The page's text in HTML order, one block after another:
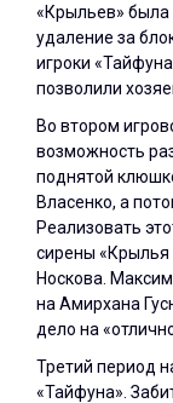
«Крыльев» была
удаление за
игроки
позволили
Во втором
возможность
поднятой
Власенко, а
Реализовать
сирены «Крылья
Носкова.
на Амирхана
дело на
Третий период
«Тайфуна».